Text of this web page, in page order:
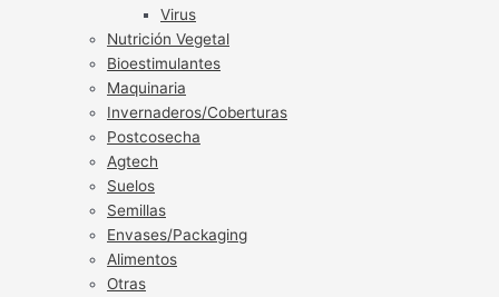
Virus
Nutrición Vegetal
Bioestimulantes
Maquinaria
Invernaderos/Coberturas
Postcosecha
Agtech
Suelos
Semillas
Envases/Packaging
Alimentos
Otras